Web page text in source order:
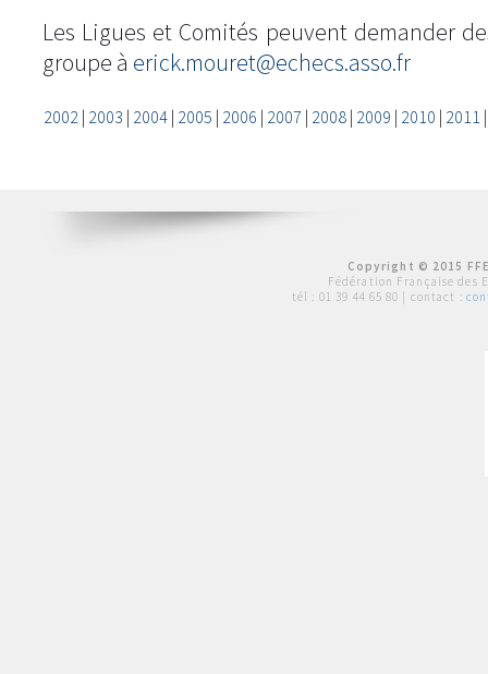
Les Ligues et Comités peuvent demander
groupe à erick.mouret@echecs.asso.fr
2002| 2003 | 2004| 2005 | 2006 | 2007 | 2008| 2009 | 2010 | 2011
Copyright © 2015
Fédération Française des
tél : 01 39 44 65 80 | contact :